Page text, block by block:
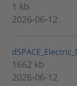
1 kb
2026-06-12
1662 kb
2026-06-12